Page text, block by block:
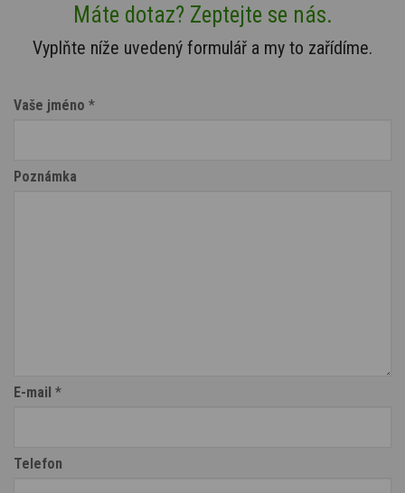
Máte dotaz? Zeptejte se nás.
Vyplňte níže uvedený formulář a my to zařídíme.
Vaše jméno *
Poznámka
E-mail *
Telefon